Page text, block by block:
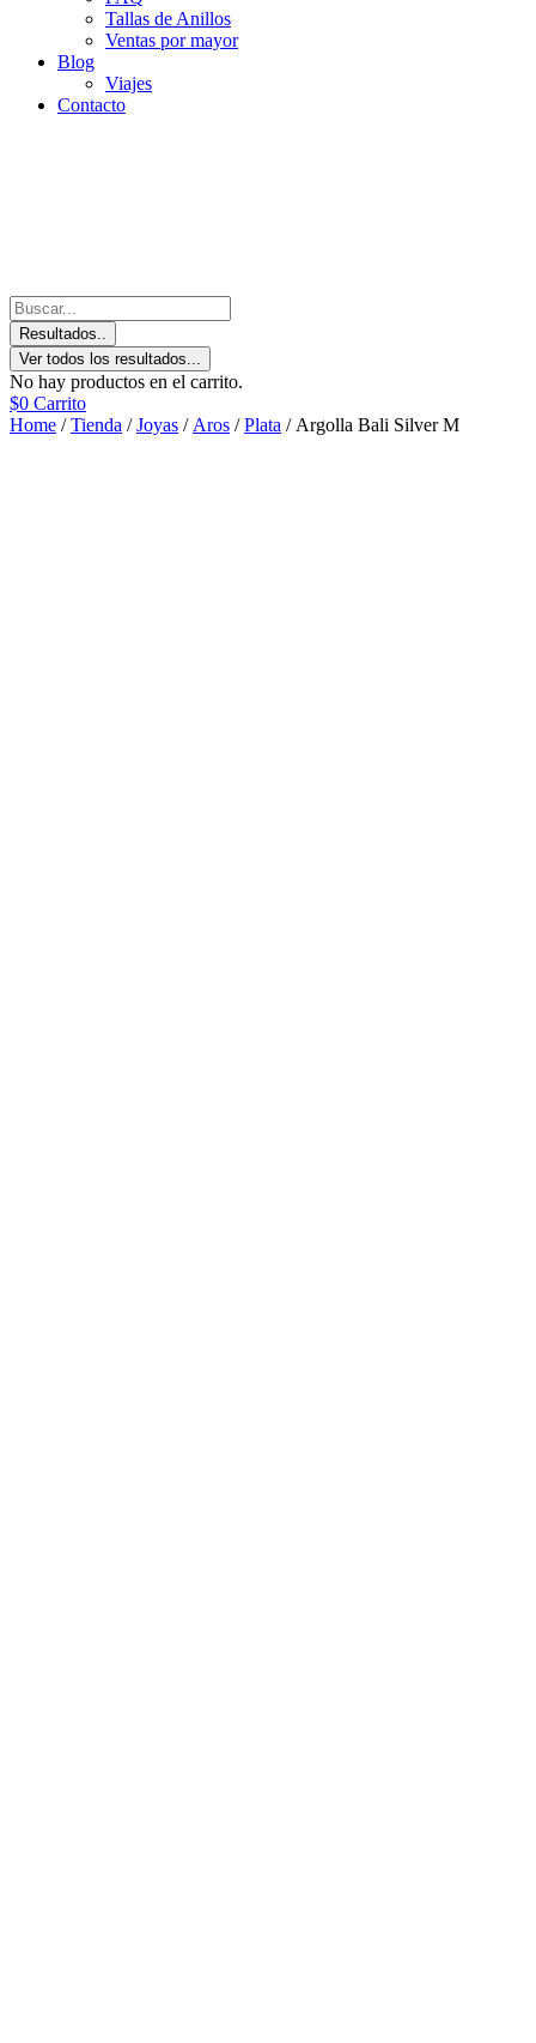
Tallas de Anillos
Ventas por mayor
Blog
Viajes
Contacto
Resultados..
Ver todos los resultados...
No hay productos en el carrito.
$0 Carrito
Home /Tienda /Joyas / Aros /Plata / Argolla Bali Silver M